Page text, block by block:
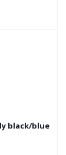
black/blue